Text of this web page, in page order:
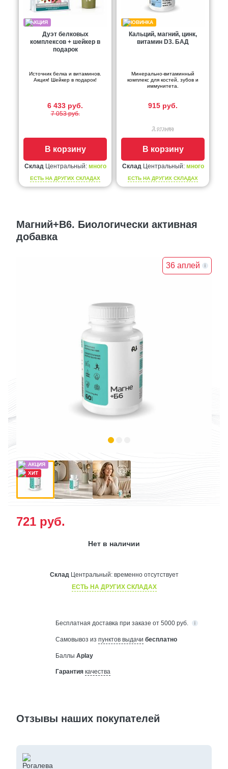
Дуэт белковых
комплексов + шейкер в
подарок
Источник белка и витаминов.
Акция! Шейкер в подарок!
6 433 руб.
7 053 руб.
В корзину
Склад Центральный: много
ЕСТЬ НА ДРУГИХ СКЛАДАХ
Кальций, магний, цинк,
витамин D3. БАД
Минерально-витаминный
комплекс для костей, зубов и
иммунитета.
915 руб.
3 отзыва
В корзину
Склад Центральный: много
ЕСТЬ НА ДРУГИХ СКЛАДАХ
Магний+В6. Биологически активная
добавка
36 аплей
721 руб.
Нет в наличии
Склад Центральный: временно отсутствует
ЕСТЬ НА ДРУГИХ СКЛАДАХ
Бесплатная доставка при заказе от 5000 руб.
Самовывоз из пунктов выдачи бесплатно
Баллы Aplay
Гарантия качества
Отзывы наших покупателей